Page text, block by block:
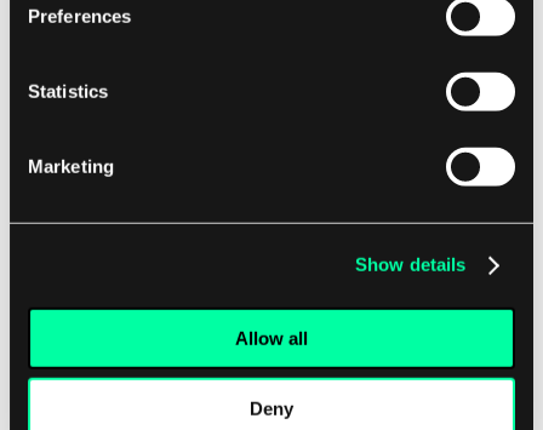
Preferences
Statistics
Marketing
Show details
Allow all
Deny
Kundensegmentierung usw. Diese sind alle sehr
tatsächlichen Strategie.
Der Markt ist voller Beispiele für erstaunlich
Obwohl die genauen Gründe variieren können,
sind sie alle irgendwie mit dem strategischen
Standpunkt der Organisationsstruktur und
Planung verbunden. Workshops und die
Denkweise des „ständigen Hinterfragens“ der